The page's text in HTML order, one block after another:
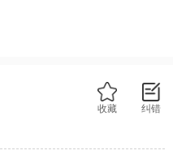
纠错
收藏